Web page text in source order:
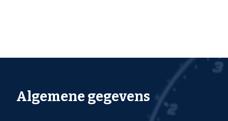
Algemene gegevens